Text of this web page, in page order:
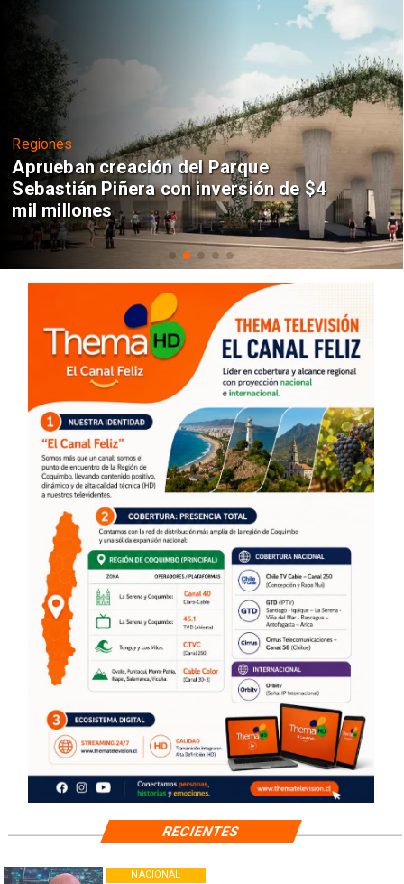
Regiones
Aprueban creación del Parque
Sebastián Piñera con inversión de $4
mil millones
NACIONAL
RECIENTES